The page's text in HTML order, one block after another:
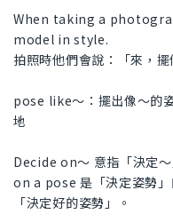
When taking a
model in style.
拍照時他們會說：「來，擺
pose like～：擺出像～
地
Decide on〜 意指「決定
on a pose 是「決定姿勢
「決定好的姿勢」。